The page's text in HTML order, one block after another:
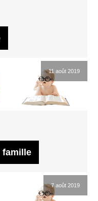
11 août 2019
famille
7 août 2019